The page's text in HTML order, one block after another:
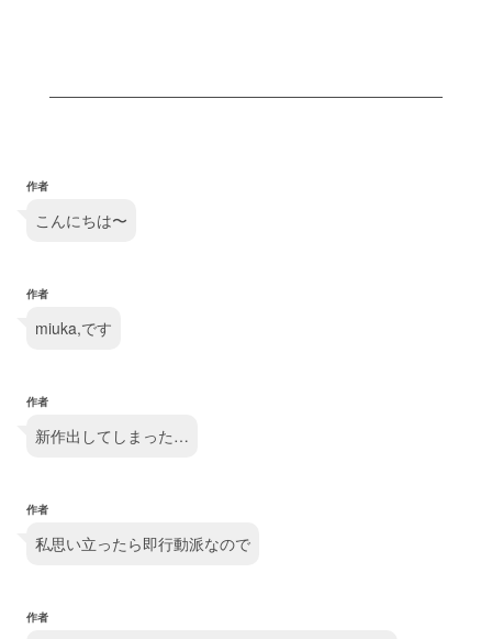
作者
こんにちは〜
作者
miuka,です
作者
新作出してしまった…
作者
私思い立ったら即行動派なので
作者